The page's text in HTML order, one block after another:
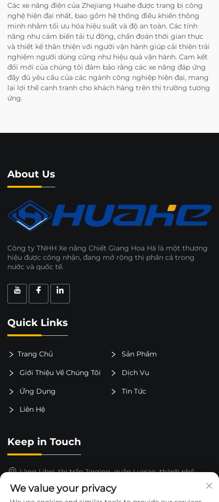
Các xe nâng điện của Zhejiang Huahe được trang bị công
nghệ hiện đại nhất, bao gồm hệ thống điều khiển thông
minh nhằm tối ưu hóa hiệu suất và độ an toàn. Các tính
năng như cảm biến tải tự động, chẩn đoán thời gian thực
và thiết kế thân thiện với người vận hành giúp cải thiện trải
nghiệm người dùng cũng như hiệu quả vận hành. Cam kết
đổi mới của chúng tôi đảm bảo rằng các xe nâng đáp ứng
đầy đủ yêu cầu của các ngành công nghiệp hiện đại, mang
lại lợi thế cạnh tranh cho khách hàng trên thị trường tương
ứng.
About Us
Công ty TNHH Xe nâng Chiết Giang Hoa Hà là một thương
hiệu được công nhận, đang mở rộng thị phần cả trong
nước và quốc tế.
Quick Links
Trang Chủ Sản Phẩm
Giới Thiệu Về Chúng Tôi Dịch Vụ
Ứng Dụng Tin Tức
Liên Hệ
Keep in Touch
Làng Libei, thị trấn Jinqing, quận Luqiao, thành phố
15325652000
We value your privacy